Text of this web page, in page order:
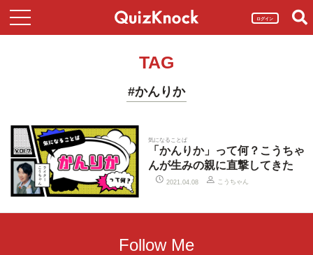
ログイン
TAG
#かんりか
気になることば
「かんりか」って何？こうちゃ
んが生みの親に直撃してきた
2021.04.08 こうちゃん
Follow Me